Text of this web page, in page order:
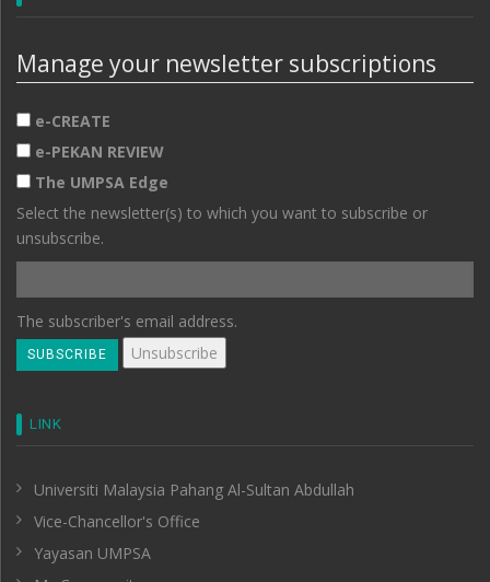
Manage your newsletter subscriptions
e-CREATE
e-PEKAN REVIEW
The UMPSA Edge
Select the newsletter(s) to which you want to subscribe or
unsubscribe.
The subscriber's email address.
LINK
Universiti Malaysia Pahang Al-Sultan Abdullah
Vice-Chancellor's Office
Yayasan UMPSA